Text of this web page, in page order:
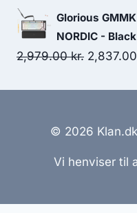
Glorious
NORDIC -
2,979.00kr. Original
2,837.00
© 2026
Vi henviser til